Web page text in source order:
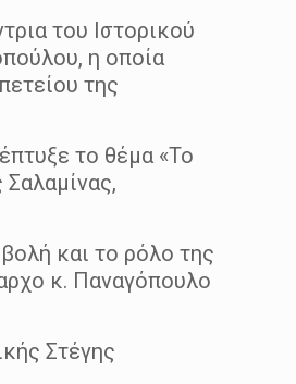
του Ιστορικού
η οποία
της
το θέμα «Το
και το ρόλο της
κ. Παναγόπουλο
Στέγης